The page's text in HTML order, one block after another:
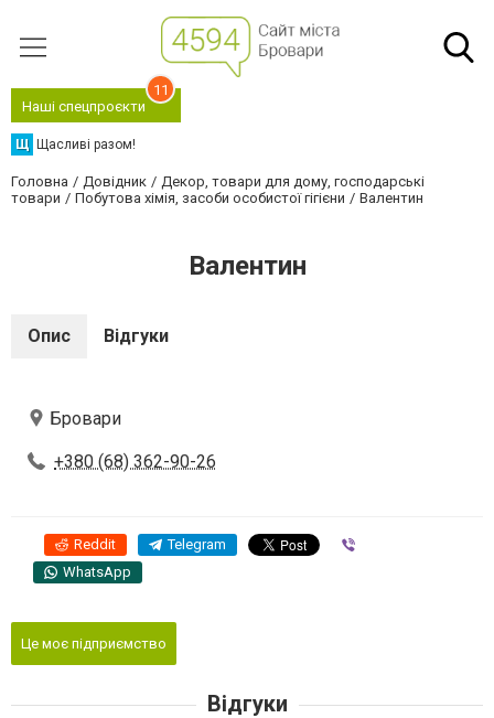
Наші спецпроєкти
11
Щ Щасливі разом!
Головна Довідник
Декор, товари для дому, господарські
товари
Побутова хімія, засоби особистої гігієни Валентин
Валентин
Опис Відгуки
Бровари
+380 (68) 362-90-26
Reddit Telegram
WhatsApp
Це моє підприємство
Відгуки